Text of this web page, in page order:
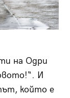
на Одри
И
който е